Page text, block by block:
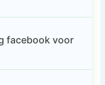
facebook voor